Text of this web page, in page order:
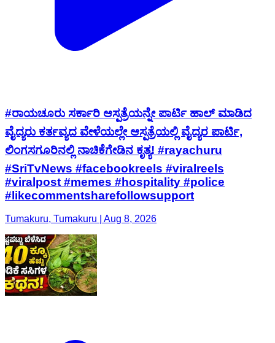
#ರಾಯಚೂರು ಸರ್ಕಾರಿ ಆಸ್ಪತ್ರೆಯನ್ನೇ ಪಾರ್ಟಿ ಹಾಲ್ ಮಾಡಿದ
ವೈದ್ಯರು ಕರ್ತವ್ಯದ ವೇಳೆಯಲ್ಲೇ ಆಸ್ಪತ್ರೆಯಲ್ಲಿ ವೈದ್ಯರ ಪಾರ್ಟಿ,
ಲಿಂಗಸಗೂರಿನಲ್ಲಿ ನಾಚಿಕೆಗೇಡಿನ ಕೃತ್ಯ! #rayachuru
#SriTvNews #facebookreels #viralreels
#viralpost #memes #hospitality #police
#likecommentsharefollowsupport
Tumakuru, Tumakuru | Aug 8, 2026